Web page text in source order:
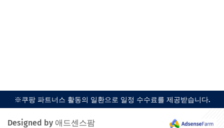
※쿠팡 파트너스 활동의 일환으로 일정 수수료를 제공받습니다.
Designed by 애드센스팜